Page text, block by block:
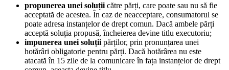
propunerea unei soluții către părți, care poate sau nu să fie
acceptată de acestea. În caz de neacceptare, consumatorul se
poate adresa instanțelor de drept comun. Dacă ambele părți
acceptă soluția propusă, încheierea devine titlu executoriu;
impunerea unei soluții părților, prin pronunțarea unei
hotărâri obligatorie pentru părți. Dacă hotărârea nu este
atacată în 15 zile de la comunicare în fața instanțelor de drept